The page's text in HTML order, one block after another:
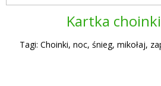
Kartka
Tagi: Choinki, noc, śnieg, mikołaj,